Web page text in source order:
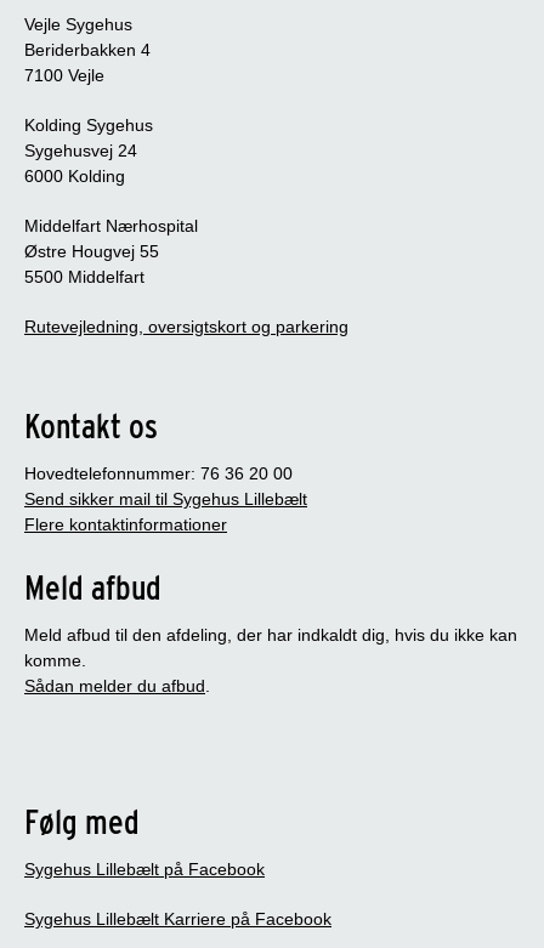
Vejle Sygehus
Beriderbakken 4
7100 Vejle
Kolding Sygehus
Sygehusvej 24
6000 Kolding
Middelfart Nærhospital
Østre Hougvej 55
5500 Middelfart
Rutevejledning, oversigtskort og parkering
Kontakt os
Hovedtelefonnummer: 76 36 20 00
Send sikker mail til Sygehus Lillebælt
Flere kontaktinformationer
Meld afbud
Meld afbud til den afdeling, der har indkaldt dig, hvis du ikke kan
komme.
Sådan melder du afbud.
Følg med
Sygehus Lillebælt på Facebook
Sygehus Lillebælt Karriere på Facebook